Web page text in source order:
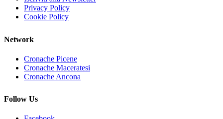
Privacy Policy
Cookie Policy
Network
Cronache Picene
Cronache Maceratesi
Cronache Ancona
Follow Us